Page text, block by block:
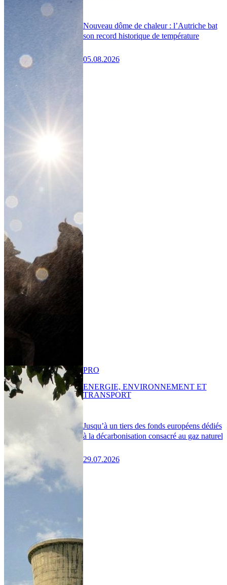
Nouveau dôme de chaleur : l’Autriche bat
son record historique de température
05.08.2026
Jusqu’à un tiers des fonds européens dédiés
à la décarbonisation consacré au gaz naturel
29.07.2026
PRO
ENERGIE, ENVIRONNEMENT ET
TRANSPORT